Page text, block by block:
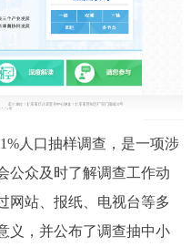
人口抽样调查，是一项涉
公众及时了解调查工作动
网站、报纸、电视台等多
义，并公布了调查抽中小